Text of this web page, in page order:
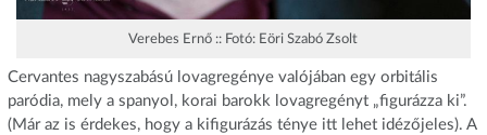
Verebes Ernő :: Fotó: Eöri Szabó Zsolt
Cervantes nagyszabású lovagregénye valójában egy orbitális
paródia, mely a spanyol, korai barokk lovagregényt „figurázza ki”.
(Már az is érdekes, hogy a kifigurázás ténye itt lehet idézőjeles). A